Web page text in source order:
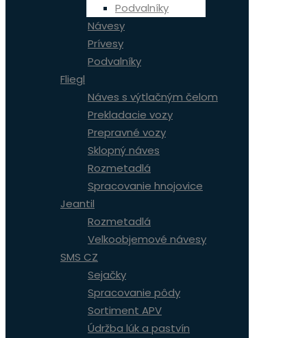
Podvalníky
Návesy
Prívesy
Podvalníky
Fliegl
Náves s výtlačným čelom
Prekladacie vozy
Prepravné vozy
Sklopný náves
Rozmetadlá
Spracovanie hnojovice
Jeantil
Rozmetadlá
Velkoobjemové návesy
SMS CZ
Sejačky
Spracovanie pôdy
Sortiment APV
Údržba lúk a pastvín